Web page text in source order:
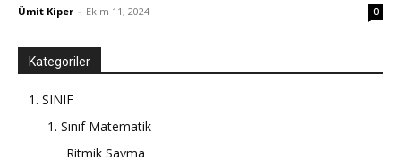
Ümit Kiper - Ekim 11, 2024 0
Kategoriler
1. SINIF
1. Sınıf Matematik
Ritmik Sayma